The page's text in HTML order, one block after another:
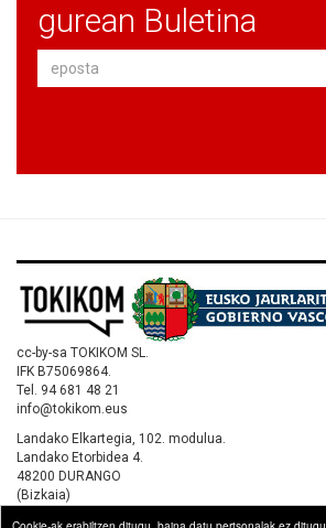
gurean Buletina
cc-by-sa TOKIKOM SL.
IFK B75069864.
Tel. 94 681 48 21
info@tokikom.eus
Landako Elkartegia, 102. modulua.
Landako Etorbidea 4.
48200 DURANGO
(Bizkaia)